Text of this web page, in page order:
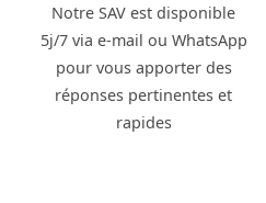
Notre SAV est disponible
5j/7 via e-mail ou WhatsApp
pour vous apporter des
réponses pertinentes et
rapides